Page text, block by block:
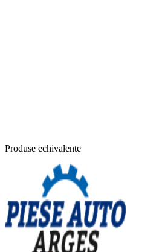
Produse echivalente